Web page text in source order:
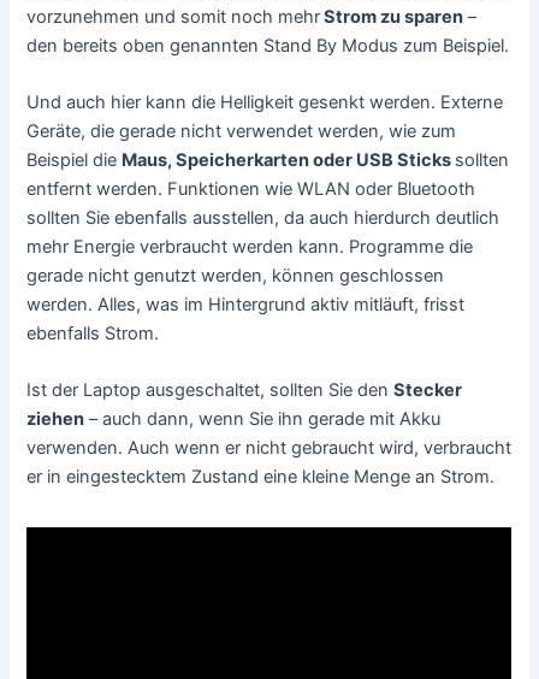
vorzunehmen und somit noch mehrStrom zu sparen –
den bereits oben genannten Stand By Modus zum Beispiel.
Und auch hier kann die Helligkeit gesenkt werden. Externe
Geräte, die gerade nicht verwendet werden, wie zum
Beispiel die Maus, Speicherkarten oder USB Sticks sollten
entfernt werden. Funktionen wie WLAN oder Bluetooth
sollten Sie ebenfalls ausstellen, da auch hierdurch deutlich
mehr Energie verbraucht werden kann. Programme die
gerade nicht genutzt werden, können geschlossen
werden. Alles, was im Hintergrund aktiv mitläuft, frisst
ebenfalls Strom.
Ist der Laptop ausgeschaltet, sollten Sie denStecker
ziehen – auch dann, wenn Sie ihn gerade mit Akku
verwenden. Auch wenn er nicht gebraucht wird, verbraucht
er in eingestecktem Zustand eine kleine Menge an Strom.